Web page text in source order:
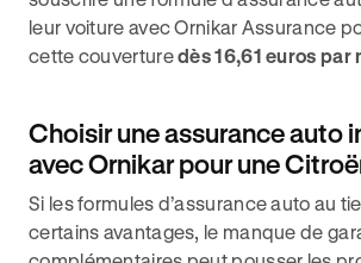
leur voiture avec Ornikar Assurance
cette couverturedès 16,61 euros par
Choisir une assurance auto
avec Ornikar pour une
Si les formules d’assurance auto au
certains avantages, le manque de